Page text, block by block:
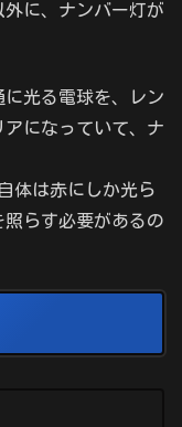
に、ナンバー灯が
光る電球を、レン
になっていて、ナ
体は赤にしか光ら
らす必要があるの